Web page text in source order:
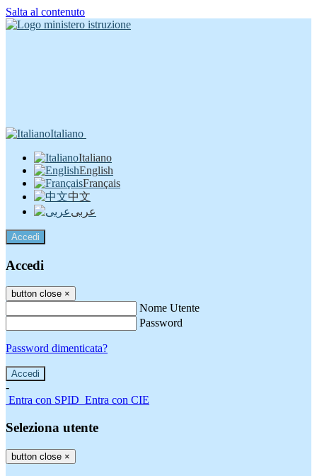
Salta al contenuto
Italiano
Italiano
English
Français
中文
عربى
Accedi
Accedi
button close ×
Nome Utente
Password
Password dimenticata?
-
Entra con SPID Entra con CIE
Seleziona utente
button close ×